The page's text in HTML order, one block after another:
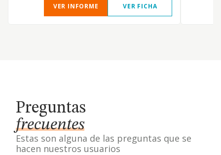
VER INFORME VER FICHA
Preguntas
frecuentes
Estas son alguna de las preguntas que se
hacen nuestros usuarios